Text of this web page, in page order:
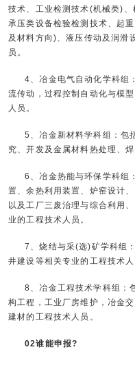
技术、工业检测技术(机械类)、
承压类设备检验检测技术、起
及材料方向)、液压传动及润滑
员。
4、冶金电气自动化学科组
流传动，过程控制自动化与模
人员。
5、冶金新材料学科组：包
究、开发及金属材料热处理、
6、冶金热能与环保学科组
置、余热利用装置、炉窑设计
以及工厂三废治理与综合利用
业的工程技术人员。
7、烧结与采(选)矿学科组
井建设等相关专业的工程技术人
8、冶金工程技术学科组：
构工程，工业厂房维护，冶金
建材的工程技术人员。
02谁能申报?